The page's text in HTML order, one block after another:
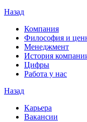
Назад
Компания
Философия и
Менеджмент
История
Цифры
Работа у нас
Назад
Карьера
Вакансии